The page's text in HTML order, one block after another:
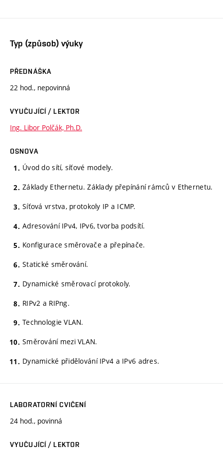
Typ (způsob) výuky
PŘEDNÁŠKA
22 hod., nepovinná
VYUČUJÍCÍ / LEKTOR
Ing. Libor Polčák, Ph.D.
OSNOVA
Úvod do sítí, síťové modely.
Základy Ethernetu. Základy přepínání rámců v Ethernetu.
Síťová vrstva, protokoly IP a ICMP.
Adresování IPv4, IPv6, tvorba podsítí.
Konfigurace směrovače a přepínače.
Statické směrování.
Dynamické směrovací protokoly.
RIPv2 a RIPng.
Technologie VLAN.
Směrování mezi VLAN.
Dynamické přidělování IPv4 a IPv6 adres.
LABORATORNÍ CVIČENÍ
24 hod., povinná
VYUČUJÍCÍ / LEKTOR